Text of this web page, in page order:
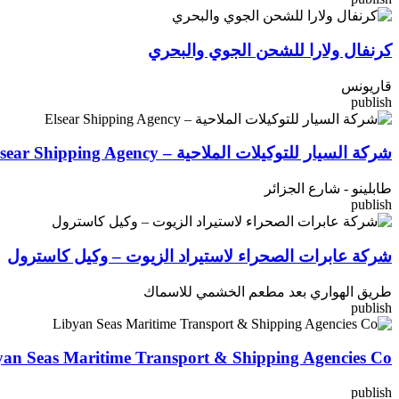
كرنفال ولارا للشحن الجوي والبحري
قاريونس
publish
شركة السيار للتوكيلات الملاحية – Elsear Shipping Agency
طابلينو - شارع الجزائر
publish
شركة عابرات الصحراء لاستيراد الزيوت – وكيل كاسترول
طريق الهواري بعد مطعم الخشمي للاسماك
publish
Seas Maritime Transport & Shipping Agencies Co
publish